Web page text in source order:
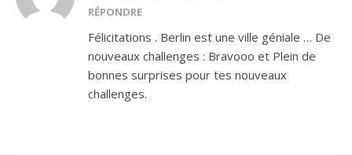
RÉPONDRE
Félicitations . Berlin est une ville géniale … De
nouveaux challenges : Bravooo et Plein de
bonnes surprises pour tes nouveaux
challenges.